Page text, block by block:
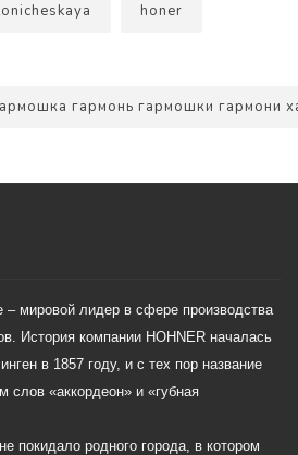
honer
гармонь гармошки гармони
– мировой лидер в сфере производства
История компании HOHNER началась
в 1857 году, и с тех пор название
слов «аккордеон» и «губная
покидало родного города, в котором